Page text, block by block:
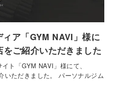
ア「GYM NAVI」様に
ご紹介いただきました
ト「GYM NAVI」様にて、
いただきました。 パーソナルジム